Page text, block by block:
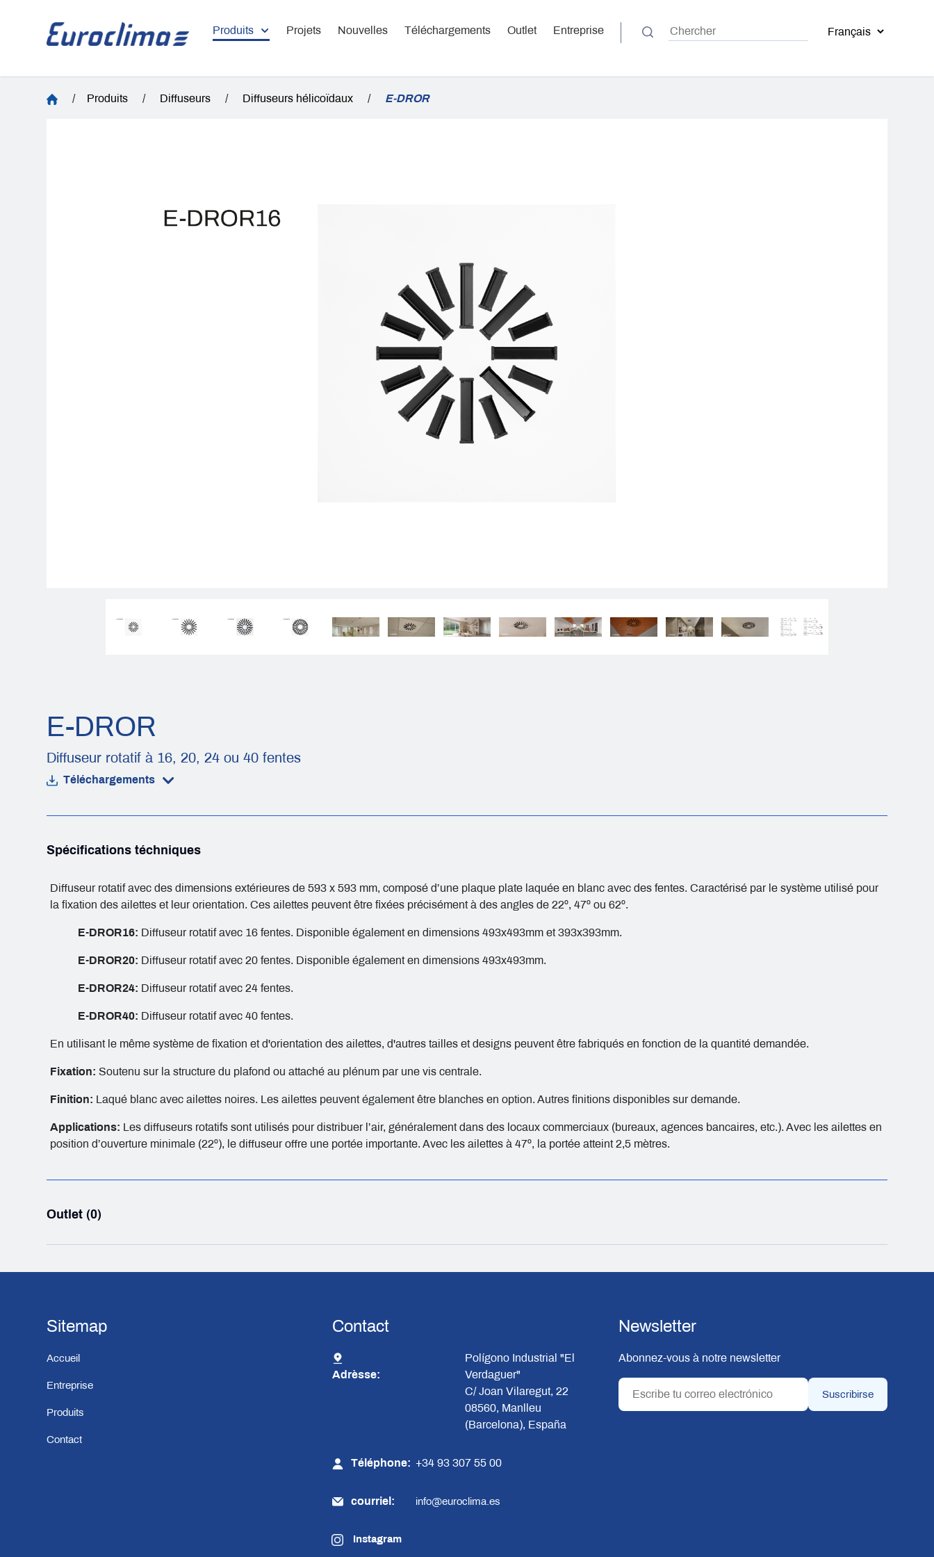
Produits Projets Nouvelles Téléchargements Outlet Entreprise
/ Produits / Diffuseurs / Diffuseurs hélicoïdaux / E-DROR
E-DROR
Diffuseur rotatif à 16, 20, 24 ou 40 fentes
Téléchargements
Spécifications téchniques
Diffuseur rotatif avec des dimensions extérieures de 593 x 593 mm, composé d’une plaque plate laquée en blanc avec des fentes. Caractérisé par le système utilisé pour
la fixation des ailettes et leur orientation. Ces ailettes peuvent être fixées précisément à des angles de 22º, 47º ou 62º.
E-DROR16: Diffuseur rotatif avec 16 fentes. Disponible également en dimensions 493x493mm et 393x393mm.
E-DROR20: Diffuseur rotatif avec 20 fentes. Disponible également en dimensions 493x493mm.
E-DROR24: Diffuseur rotatif avec 24 fentes.
E-DROR40: Diffuseur rotatif avec 40 fentes.
En utilisant le même système de fixation et d'orientation des ailettes, d'autres tailles et designs peuvent être fabriqués en fonction de la quantité demandée.
Fixation: Soutenu sur la structure du plafond ou attaché au plénum par une vis centrale.
Finition: Laqué blanc avec ailettes noires. Les ailettes peuvent également être blanches en option. Autres finitions disponibles sur demande.
Applications: Les diffuseurs rotatifs sont utilisés pour distribuer l’air, généralement dans des locaux commerciaux (bureaux, agences bancaires, etc.). Avec les ailettes en
position d’ouverture minimale (22º), le diffuseur offre une portée importante. Avec les ailettes à 47º, la portée atteint 2,5 mètres.
Outlet (0)
Sitemap
Accueil
Entreprise
Produits
Contact
Contact
Adrèsse:
Polígono Industrial "El
Verdaguer"
C/ Joan Vilaregut, 22
08560, Manlleu
(Barcelona), España
Téléphone: +34 93 307 55 00
courriel: info@euroclima.es
Instagram
Newsletter
Abonnez-vous à notre newsletter